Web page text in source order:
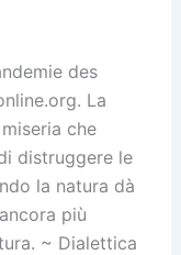
des
La
che
distruggere le
la natura dà
più
~ Dialettica